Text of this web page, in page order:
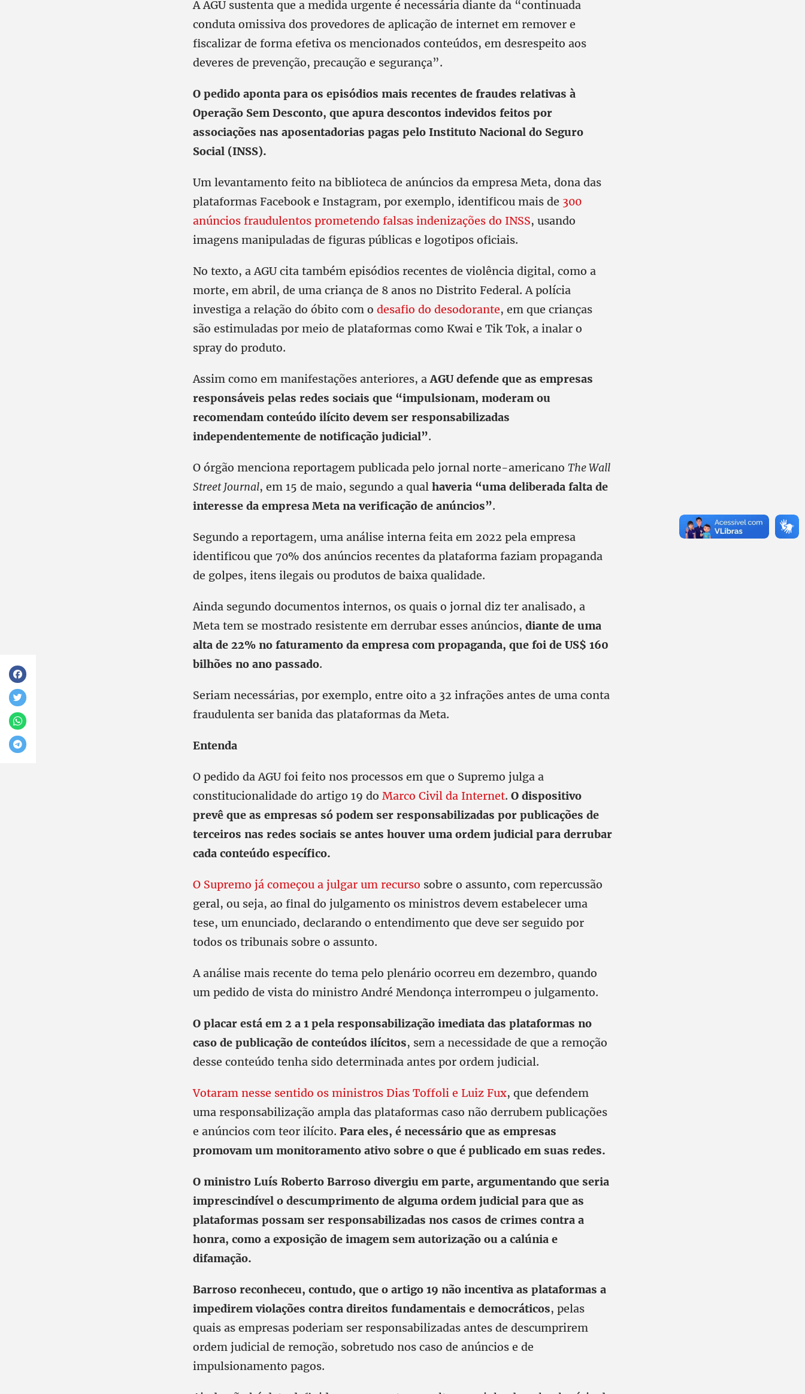
A AGU sustenta que a medida urgente é necessária diante da “continuada
conduta omissiva dos provedores de aplicação de internet em remover e
fiscalizar de forma efetiva os mencionados conteúdos, em desrespeito aos
deveres de prevenção, precaução e segurança”.
O pedido aponta para os episódios mais recentes de fraudes relativas à
Operação Sem Desconto, que apura descontos indevidos feitos por
associações nas aposentadorias pagas pelo Instituto Nacional do Seguro
Social (INSS).
Um levantamento feito na biblioteca de anúncios da empresa Meta, dona das
plataformas Facebook e Instagram, por exemplo, identificou mais de 300
anúncios fraudulentos prometendo falsas indenizações do INSS, usando
imagens manipuladas de figuras públicas e logotipos oficiais.
No texto, a AGU cita também episódios recentes de violência digital, como a
morte, em abril, de uma criança de 8 anos no Distrito Federal. A polícia
investiga a relação do óbito com o desafio do desodorante, em que crianças
são estimuladas por meio de plataformas como Kwai e Tik Tok, a inalar o
spray do produto.
Assim como em manifestações anteriores, aAGU defende que as empresas
responsáveis pelas redes sociais que “impulsionam, moderam ou
recomendam conteúdo ilícito devem ser responsabilizadas
independentemente de notificação judicial”.
O órgão menciona reportagem publicada pelo jornal norte-americano The Wall
Street Journal, em 15 de maio, segundo a qual haveria “uma deliberada falta de
interesse da empresa Meta na verificação de anúncios”.
Segundo a reportagem, uma análise interna feita em 2022 pela empresa
identificou que 70% dos anúncios recentes da plataforma faziam propaganda
de golpes, itens ilegais ou produtos de baixa qualidade.
Ainda segundo documentos internos, os quais o jornal diz ter analisado, a
Meta tem se mostrado resistente em derrubar esses anúncios, diante de uma
alta de 22% no faturamento da empresa com propaganda, que foi de US$ 160
bilhões no ano passado.
Seriam necessárias, por exemplo, entre oito a 32 infrações antes de uma conta
fraudulenta ser banida das plataformas da Meta.
Entenda
O pedido da AGU foi feito nos processos em que o Supremo julga a
constitucionalidade do artigo 19 do Marco Civil da Internet. O dispositivo
prevê que as empresas só podem ser responsabilizadas por publicações de
terceiros nas redes sociais se antes houver uma ordem judicial para derrubar
cada conteúdo específico.
O Supremo já começou a julgar um recurso sobre o assunto, com repercussão
geral, ou seja, ao final do julgamento os ministros devem estabelecer uma
tese, um enunciado, declarando o entendimento que deve ser seguido por
todos os tribunais sobre o assunto.
A análise mais recente do tema pelo plenário ocorreu em dezembro, quando
um pedido de vista do ministro André Mendonça interrompeu o julgamento.
O placar está em 2 a 1 pela responsabilização imediata das plataformas no
caso de publicação de conteúdos ilícitos, sem a necessidade de que a remoção
desse conteúdo tenha sido determinada antes por ordem judicial.
Votaram nesse sentido os ministros Dias Toffoli e Luiz Fux, que defendem
uma responsabilização ampla das plataformas caso não derrubem publicações
e anúncios com teor ilícito. Para eles, é necessário que as empresas
promovam um monitoramento ativo sobre o que é publicado em suas redes.
O ministro Luís Roberto Barroso divergiu em parte, argumentando que seria
imprescindível o descumprimento de alguma ordem judicial para que as
plataformas possam ser responsabilizadas nos casos de crimes contra a
honra, como a exposição de imagem sem autorização ou a calúnia e
difamação.
Barroso reconheceu, contudo, que o artigo 19 não incentiva as plataformas a
impedirem violações contra direitos fundamentais e democráticos, pelas
quais as empresas poderiam ser responsabilizadas antes de descumprirem
ordem judicial de remoção, sobretudo nos caso de anúncios e de
impulsionamento pagos.